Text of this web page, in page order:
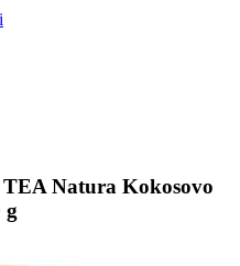
TEA Natura Kokosovo
g